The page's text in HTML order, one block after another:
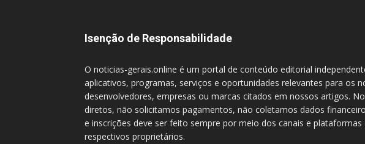
Isenção de Responsabilidade
O noticias-gerais.online é um portal de conteúdo editorial
aplicativos, programas, serviços e oportunidades relevantes para os
desenvolvedores, empresas ou marcas citados em nossos artigos.
diretos, não solicitamos pagamentos, não coletamos dados
e inscrições deve ser feito sempre por meio dos canais e
respectivos proprietários.